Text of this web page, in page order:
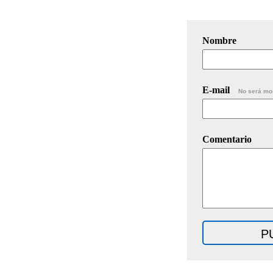
Nombre
E-mail No será
Comentario